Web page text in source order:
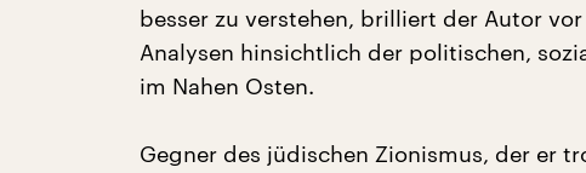
besser zu verstehen, brilliert der Autor
Analysen hinsichtlich der politischen,
im Nahen Osten.
Gegner des jüdischen Zionismus, der er